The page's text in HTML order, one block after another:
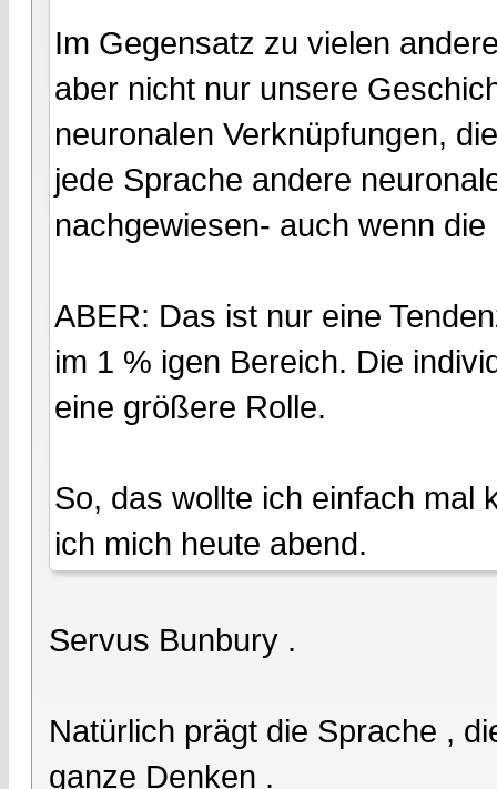
Im Gegensatz zu vielen
aber nicht nur unsere
neuronalen Verknüpfungen,
jede Sprache andere
nachgewiesen- auch wenn
ABER: Das ist nur eine
im 1 % igen Bereich. Die
eine größere Rolle.
So, das wollte ich einfach mal
ich mich heute abend.
Servus Bunbury .
Natürlich prägt die Sprache ,
ganze Denken .